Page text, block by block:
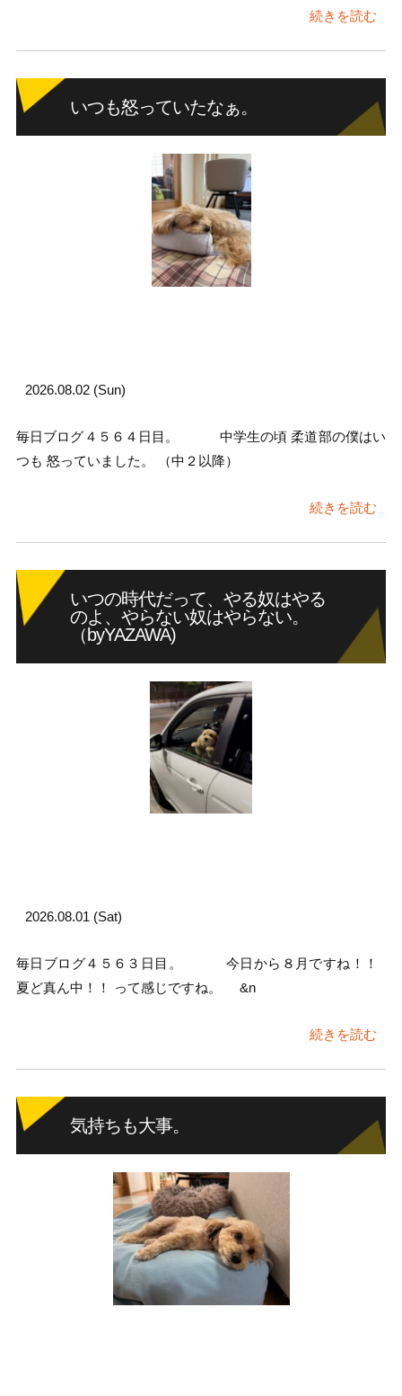
続きを読む
いつも怒っていたなぁ。
2026.08.02 (Sun)
毎日ブログ４５６４日目。 中学生の頃 柔道部の僕はい
つも 怒っていました。 （中２以降）
続きを読む
いつの時代だって、やる奴はやる
のよ、やらない奴はやらない。
（byYAZAWA)
2026.08.01 (Sat)
毎日ブログ４５６３日目。 今日から８月ですね！！
夏ど真ん中！！ って感じですね。 &n
続きを読む
気持ちも大事。